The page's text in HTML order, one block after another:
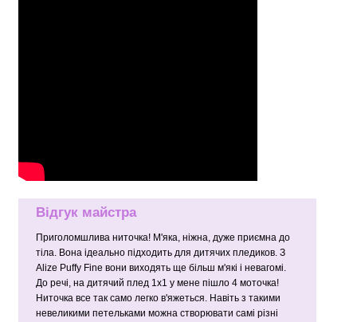
Відгук майстра
Приголомшлива ниточка! М'яка, ніжна, дуже приємна до
тіла. Вона ідеально підходить для дитячих пледиков. З
Alize Puffy Fine вони виходять ще більш м'які і невагомі.
До речі, на дитячий плед 1х1 у мене пішло 4 моточка!
Ниточка все так само легко в'яжеться. Навіть з такими
невеликими петельками можна створювати самі різні